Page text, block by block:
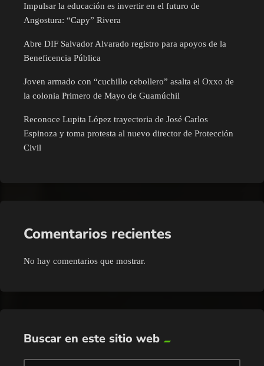
Impulsar la educación es invertir en el futuro de
Angostura: “Capy” Rivera
Abre DIF Salvador Alvarado registro para apoyos de la
Beneficencia Pública
Joven armado con “cuchillo cebollero” asalta el Oxxo de
la colonia Primero de Mayo de Guamúchil
Reconoce Lupita López trayectoria de José Carlos
Espinoza y toma protesta al nuevo director de Protección
Civil
Comentarios recientes
No hay comentarios que mostrar.
Buscar en este sitio web